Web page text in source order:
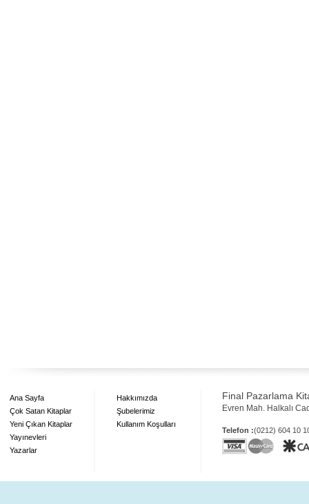
Ana Sayfa
Çok Satan Kitaplar
Yeni Çıkan Kitaplar
Yayınevleri
Yazarlar
Hakkımızda
Şubelerimiz
Kullanım Koşulları
Final Pazarlama
Evren Mah. Halkalı
Telefon :(0212) 604 10